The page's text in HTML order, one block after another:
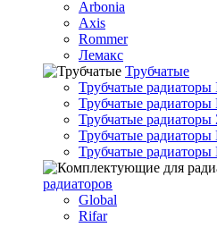
Arbonia
Axis
Rommer
Лемакс
Трубчатые
Трубчатые радиаторы
Трубчатые радиаторы
Трубчатые радиаторы
Трубчатые
Трубчатые
радиаторов
Global
Rifar